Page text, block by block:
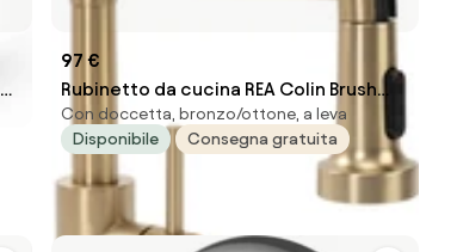
97 €
Rubinetto da cucina REA Colin Brush
Gold
Con doccetta, bronzo/ottone, a leva
Disponibile
Consegna gratuita